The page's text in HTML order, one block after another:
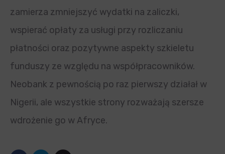
zamierza zmniejszyć wydatki na zaliczki,
wspierać opłaty za usługi przy rozliczaniu
płatności oraz pozytywne aspekty szkieletu
funduszy ze względu na współpracowników.
Neobank z pewnością po raz pierwszy działał w
Nigerii, ale wszystkie strony rozważają szersze
wdrożenie go w Afryce.